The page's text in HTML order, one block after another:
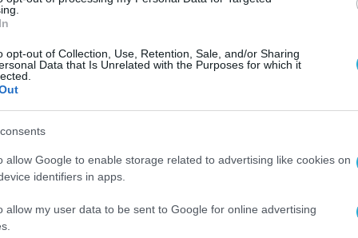
opt-out of Collection, Use, Retention, Sale, and/or Sharing
Data that Is Unrelated with the Purposes for which it
allow Google to enable storage related to advertising like cookies on
identifiers in apps.
allow my user data to be sent to Google for online advertising
🇺🇸 🇨🇦 🇬🇧 🇺🇦 🇮🇱 (@UKikaski)
αποβατικών σκαφών του Στόλου της
ενισχύθηκε με πέντε επιπλέον σκάφη
(127), Korolev (130) και Kaliningrad (102) από
καθώς και τα Georgy Pobedonosets
Gornyak (012) από το Βόρειο Στόλο.